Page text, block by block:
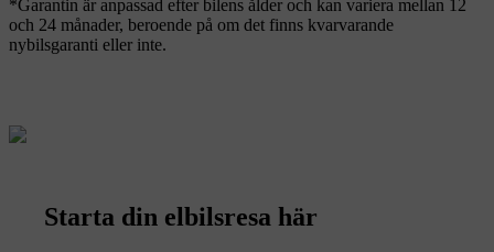
*Garantin är anpassad efter bilens ålder och kan variera mellan 12
och 24 månader, beroende på om det finns kvarvarande
nybilsgaranti eller inte.
Starta din elbilsresa här